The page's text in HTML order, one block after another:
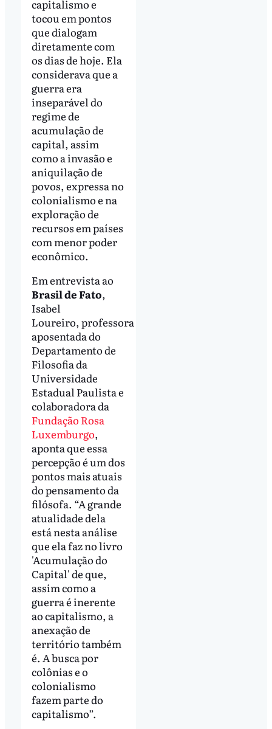
capitalismo e
tocou em pontos
que dialogam
diretamente com
os dias de hoje. Ela
considerava que a
guerra era
inseparável do
regime de
acumulação de
capital, assim
como a invasão e
aniquilação de
povos, expressa no
colonialismo e na
exploração de
recursos em países
com menor poder
econômico.
Em entrevista ao
Brasil de Fato,
Isabel
Loureiro, professora
aposentada do
Departamento de
Filosofia da
Universidade
Estadual Paulista e
colaboradora da
Fundação Rosa
Luxemburgo,
aponta que essa
percepção é um dos
pontos mais atuais
do pensamento da
filósofa. “A grande
atualidade dela
está nesta análise
que ela faz no livro
'Acumulação do
Capital' de que,
assim como a
guerra é inerente
ao capitalismo, a
anexação de
território também
é. A busca por
colônias e o
colonialismo
fazem parte do
capitalismo”.